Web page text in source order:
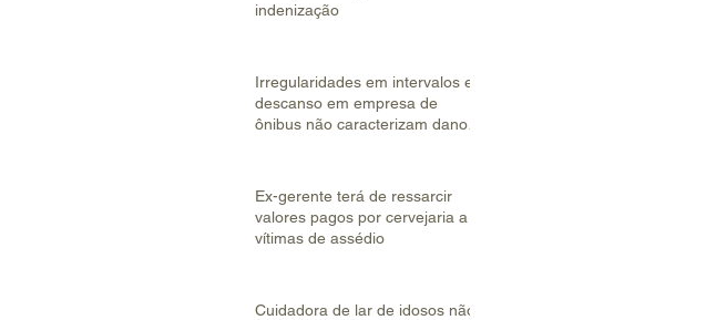
indenização
Irregularidades em intervalos e
descanso em empresa de
ônibus não caracterizam dano
Ex-gerente terá de ressarcir
valores pagos por cervejaria a
vítimas de assédio
Cuidadora de lar de idosos não